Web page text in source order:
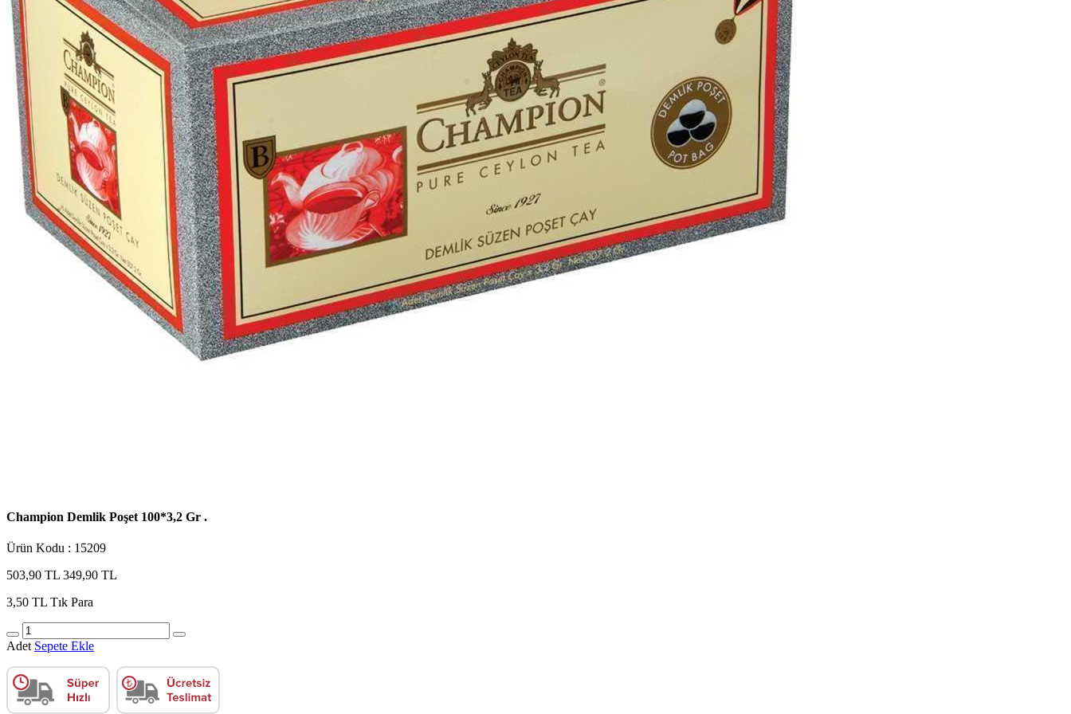
Champion Demlik Poşet 100*3,2 Gr .
Ürün Kodu : 15209
503,90 TL 349,90 TL
3,50 TL Tık Para
Adet Sepete Ekle